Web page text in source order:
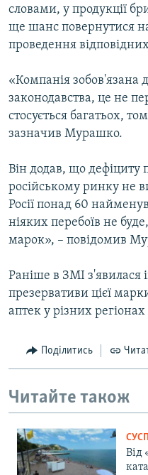
словами, у продукції
ще шанс повернутися
проведення
«Компанія зобов'язана
законодавства, це не
стосується багатьох,
зазначив Мурашко.
Він додав, що дефіциту
російському ринку не
Росії понад 60
ніяких перебоїв не
марок», – повідомив
Раніше в ЗМІ з'явилася
презервативи цієї
аптек у різних
Поділитись
Читайте також
Від